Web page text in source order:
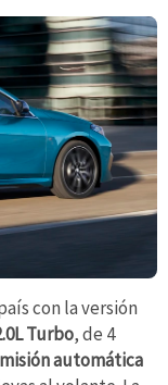
con la versión
Turbo, de 4
automática